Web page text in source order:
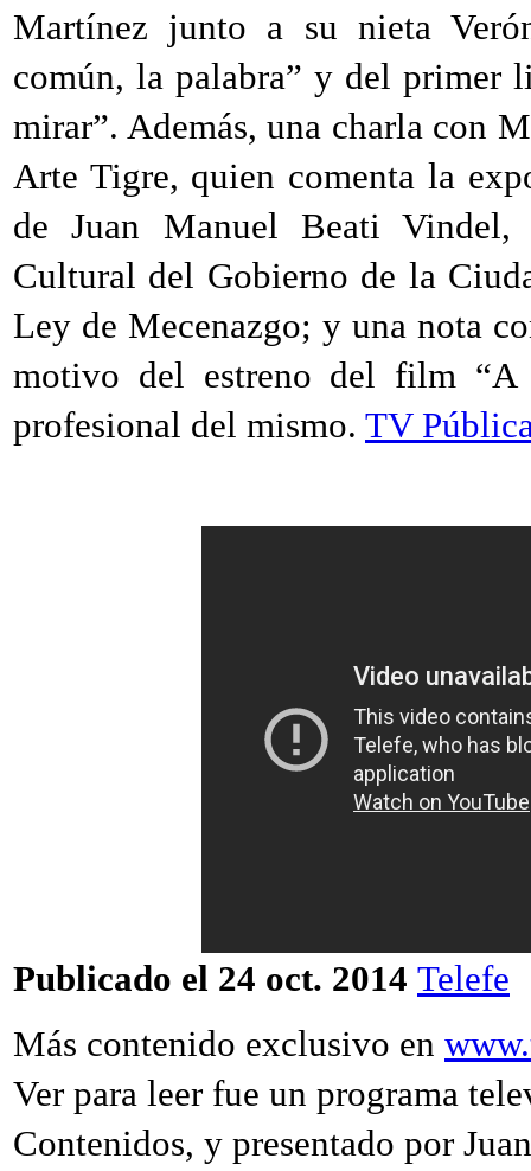
Martínez junto a su nieta
común, la palabra” y del primer
mirar”. Además, una charla con
Arte Tigre, quien comenta la
de Juan Manuel Beati Vindel,
Cultural del Gobierno de la
Ley de Mecenazgo; y una nota
motivo del estreno del film
profesional del mismo. TV
Publicado el 24 oct. 2014 Telefe
Más contenido exclusivo en
Ver para leer fue un programa
Contenidos, y presentado por